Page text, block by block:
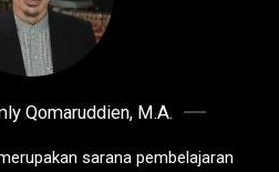
Qomaruddien, M.A.
sarana pembelajaran